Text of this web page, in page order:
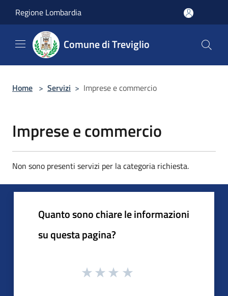
Regione Lombardia
Comune di Treviglio
Home > Servizi > Imprese e commercio
Imprese e commercio
Non sono presenti servizi per la categoria richiesta.
Quanto sono chiare le informazioni
su questa pagina?